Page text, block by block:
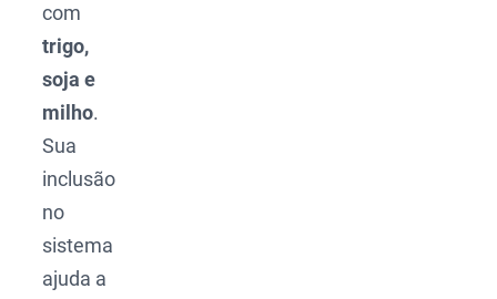
com
trigo,
soja e
milho.
Sua
inclusão
no
sistema
ajuda a